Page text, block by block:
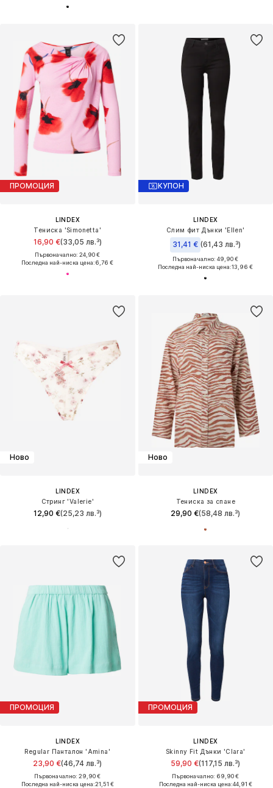
ПРОМОЦИЯ
LINDEX
Тениска 'Simonetta'
16,90 €(33,05 лв.³)
Първоначално: 24,90 €
Последна най-ниска цена:6,76 €
КУПОН
LINDEX
Слим фит Дънки 'Ellen'
31,41 € (61,43 лв.³)
Първоначално: 49,90 €
Последна най-ниска цена:13,96 €
Ново
LINDEX
Стринг 'Valerie'
12,90 €(25,23 лв.³)
Ново
LINDEX
Тениска за спане
29,90 €(58,48 лв.³)
ПРОМОЦИЯ
LINDEX
Regular Панталон 'Amina'
23,90 €(46,74 лв.³)
Първоначално: 29,90 €
Последна най-ниска цена:21,51 €
ПРОМОЦИЯ
LINDEX
Skinny Fit Дънки 'Clara'
59,90 €(117,15 лв.³)
Първоначално: 69,90 €
Последна най-ниска цена:44,91 €